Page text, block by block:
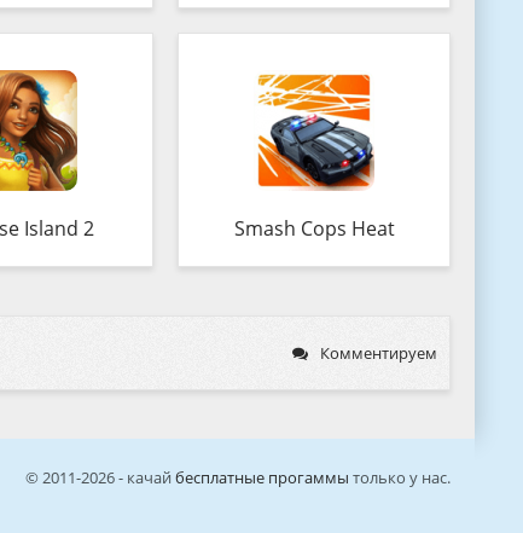
Island 2 Smash Cops Heat
Комментируем
© 2011-2026 - качай бесплатные прогаммы только у нас.